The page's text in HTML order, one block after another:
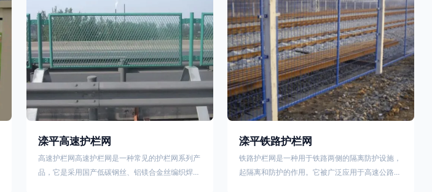
纵向钢丝（双边丝），用于与立柱连接固定。其表
面通常采用镀锌、喷塑或浸塑处理，以增强耐腐蚀
性
告牌道路隔离护栏、河道安全护栏、草坪花坛护栏
等市政道路隔离护栏规格齐全、品种多，可以任
滦平高速护栏网
高速护栏网高速护栏网是一种常见的护栏网系列产
品，它是采用国产低碳钢丝、铝镁合金丝编织焊接
滦平铁路护栏网
铁路护栏网是一种用于铁路两侧的隔离防护设施，
起隔离和防护的作用。它被广泛应用于高速公路、